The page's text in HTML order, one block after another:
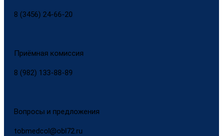
8 (3456) 24-66-20
Приёмная комиссия
8 (982) 133-88-89
Вопросы и предложения
tobmedcol@obl72.ru